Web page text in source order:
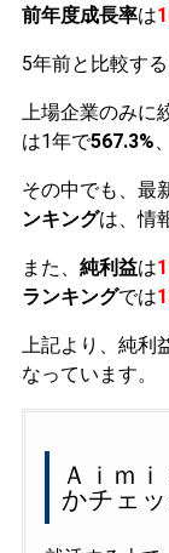
前年度成長率は
5年前と比較する
上場企業のみに
は1年で567.3%
その中でも、最
ンキングは、情
また、 純利益は
ランキングでは
上記より、純利
なっています。
Ａｉｍ
かチェ